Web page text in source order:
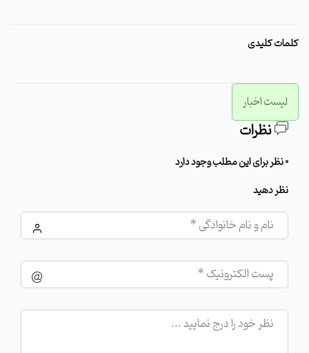
کلمات کلیدی
لیست اخبار
نظرات
0 نظر برای این مطلب وجود دارد
نظر دهید